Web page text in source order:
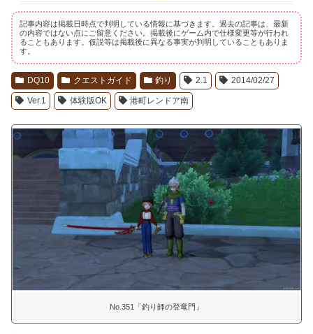
記事内容は掲載日時点で判明している情報に基づきます。過去の記事は、最新
の内容ではない点にご留意ください。掲載後にゲーム内で仕様変更等が行われ
ることもあります。仮説等は掲載後に異なる事実が判明していることもありま
す。
DQ10 クエストガイド 釣り 2.1 2014/02/27
Ver.1 体験版OK 港町レンドア南
No.351「釣り師の登竜門」